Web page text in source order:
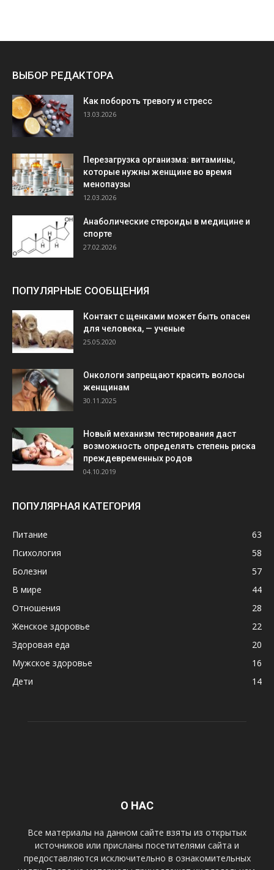
ВЫБОР РЕДАКТОРА
Как побороть тревогу и стресс
13.03.2026
Перезагрузка организма: витамины,
которые нужны женщине во время
менопаузы
12.03.2026
Анаболические стероиды в медицине и
спорте
27.02.2026
ПОПУЛЯРНЫЕ СООБЩЕНИЯ
Контакт с щенками может быть опасен
для человека, — ученые
25.05.2020
Онкологи запрещают красить волосы
женщинам
30.11.2025
Новый механизм тестирования даст
возможность определять степень риска
преждевременных родов
04.10.2019
ПОПУЛЯРНАЯ КАТЕГОРИЯ
Питание
63
Психология
58
Болезни
57
В мире
44
Отношения
28
Женское здоровье
22
Здоровая еда
20
Мужское здоровье
16
Дети
14
О НАС
Все материалы на данном сайте взяты из открытых
источников или присланы посетителями сайта и
предоставляются исключительно в ознакомительных